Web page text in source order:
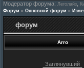
Модератор форума: Леголайз
Форум » Основной форум »
форум
Arro
Заглянувший